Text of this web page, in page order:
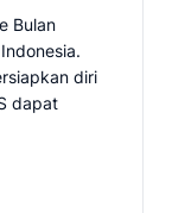
Bulan
diri
dapat